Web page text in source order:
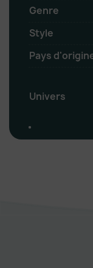
Genre
Style
Pays
Univers